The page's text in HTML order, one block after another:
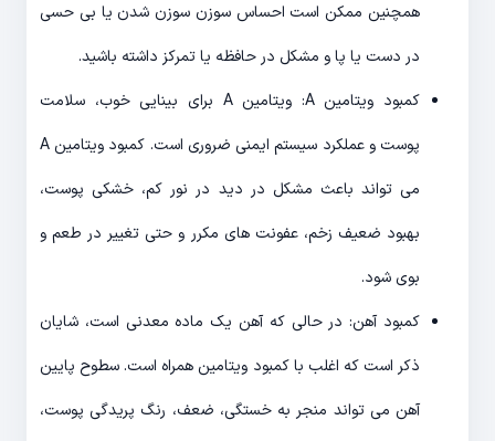
همچنین ممکن است احساس سوزن سوزن شدن یا بی حسی
در دست یا پا و مشکل در حافظه یا تمرکز داشته باشید.
کمبود ویتامین A: ویتامین A برای بینایی خوب، سلامت
پوست و عملکرد سیستم ایمنی ضروری است. کمبود ویتامین A
می تواند باعث مشکل در دید در نور کم، خشکی پوست،
بهبود ضعیف زخم، عفونت های مکرر و حتی تغییر در طعم و
بوی شود.
کمبود آهن: در حالی که آهن یک ماده معدنی است، شایان
ذکر است که اغلب با کمبود ویتامین همراه است. سطوح پایین
آهن می تواند منجر به خستگی، ضعف، رنگ پریدگی پوست،